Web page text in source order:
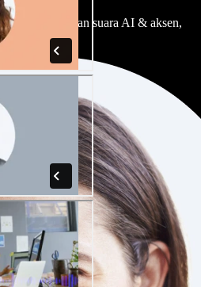
Pilih ratusan suara AI & aksen,